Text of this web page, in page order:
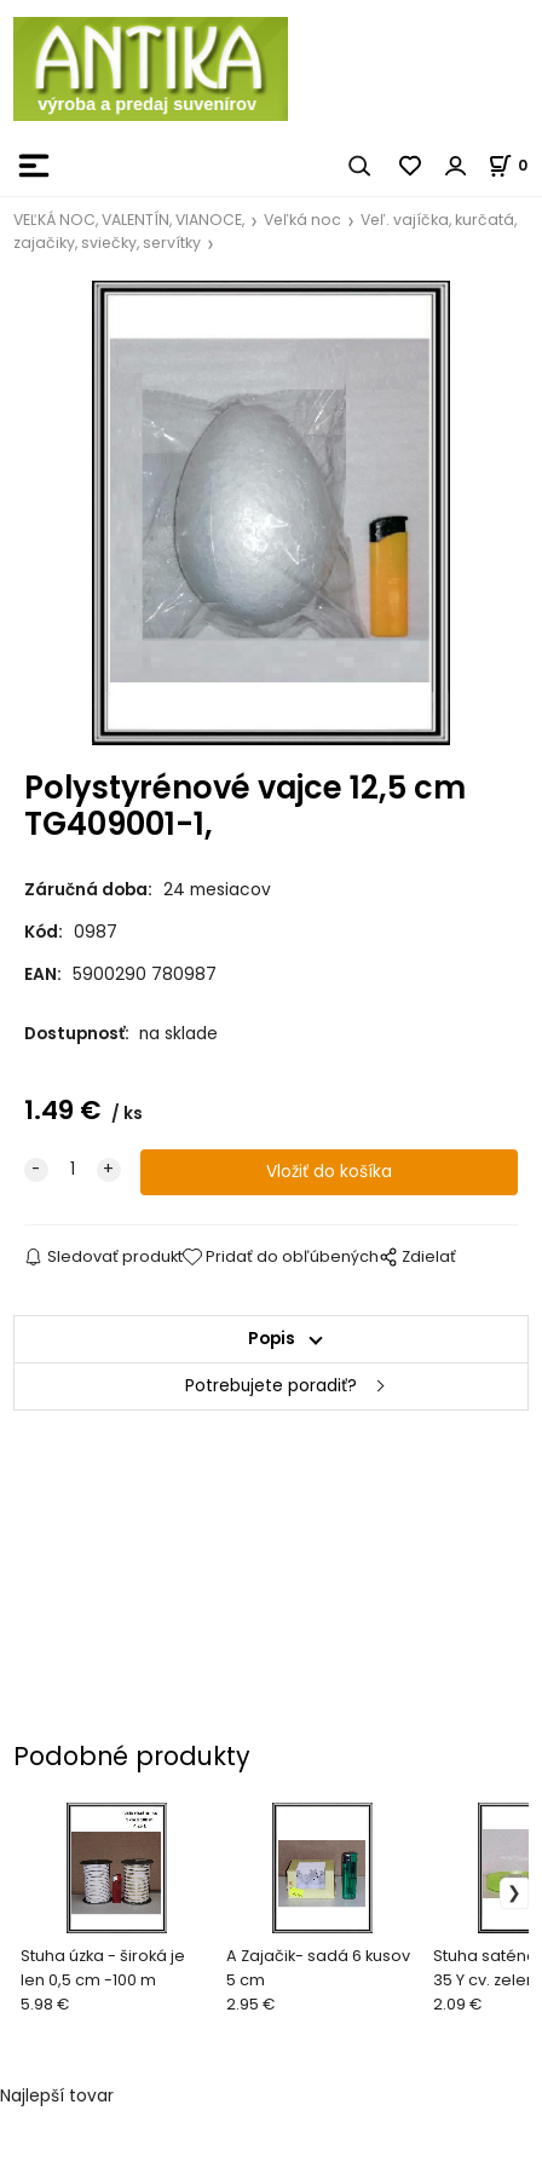
0
VEĽKÁ NOC, VALENTÍN, VIANOCE, Veľká noc
Veľ. vajíčka, kurčatá,
zajačiky, sviečky, servítky
Polystyrénové vajce 12,5 cm
TG409001-1,
Záručná doba: 24 mesiacov
Kód: 0987
EAN: 5900290 780987
Dostupnosť: na sklade
1.49 € ks
Sledovať produkt Pridať do obľúbených Zdielať
Popis
Potrebujete poradiť?
Podobné produkty
Stuha úzka - široká je
len 0,5 cm -100 m
5.98 €
A Zajačik- sadá 6 kusov
5 cm
2.95 €
Stuha
35 Y cv.
2.09 €
Najlepší tovar